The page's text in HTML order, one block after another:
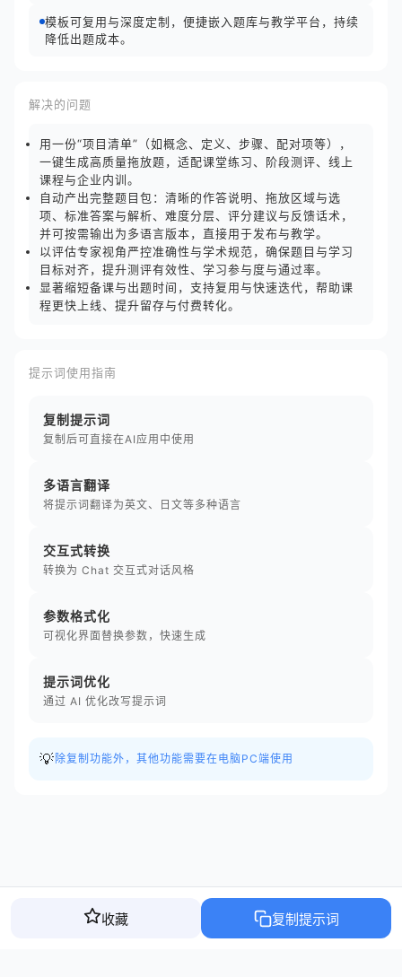
模板可复用与深度定制，便捷嵌入题库与教学平台，持续
降低出题成本。
解决的问题
用一份“项目清单”（如概念、定义、步骤、配对项等），
一键生成高质量拖放题，适配课堂练习、阶段测评、线上
课程与企业内训。
自动产出完整题目包：清晰的作答说明、拖放区域与选
项、标准答案与解析、难度分层、评分建议与反馈话术，
并可按需输出为多语言版本，直接用于发布与教学。
以评估专家视角严控准确性与学术规范，确保题目与学习
目标对齐，提升测评有效性、学习参与度与通过率。
显著缩短备课与出题时间，支持复用与快速迭代，帮助课
程更快上线、提升留存与付费转化。
提示词使用指南
复制提示词
复制后可直接在AI应用中使用
多语言翻译
将提示词翻译为英文、日文等多种语言
交互式转换
转换为 Chat 交互式对话风格
参数格式化
可视化界面替换参数，快速生成
提示词优化
通过 AI 优化改写提示词
💡 除复制功能外，其他功能需要在电脑PC端使用
收藏 复制提示词